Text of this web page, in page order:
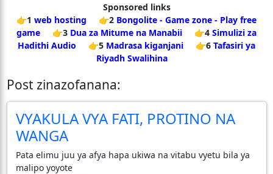
Sponsored links
👉1 web hosting 👉2 Bongolite - Game zone - Play free
game
👉3 Dua za Mitume na Manabii 👉4 Simulizi za
Hadithi Audio
👉5 Madrasa kiganjani 👉6 Tafasiri ya
Riyadh Swalihina
Post zinazofanana:
VYAKULA VYA FATI, PROTINO NA
WANGA
Pata elimu juu ya afya hapa ukiwa na vitabu vyetu bila ya
malipo yoyote